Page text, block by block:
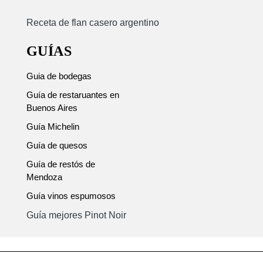
Receta de flan casero argentino
GUÍAS
Guia de bodegas
Guía de restaruantes en
Buenos Aires
Guía Michelin
Guía de quesos
Guía de restós de
Mendoza
Guía vinos espumosos
Guía mejores Pinot Noir